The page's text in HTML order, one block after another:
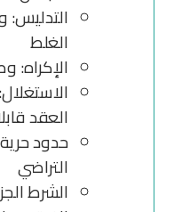
التدليس:
الغلط
الإكراه:
العقد
حدود
التراضي
الشرط